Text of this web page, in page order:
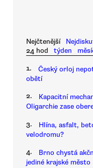
Nejčtenější
24 hod
týden
1.
Český orloj
obětí
2.
Kapacitní
Oligarchie zase
3.
Hlína, asfalt,
velodromu?
4.
Brno chystá
jediné krajské město